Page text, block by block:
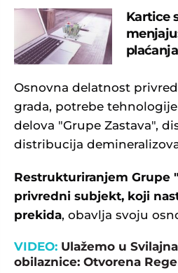
Kartice
Osnovna delatnost
grada, potrebe
delova "Grupe Zastava",
distribucija
Restrukturiranjem Grupe
privredni subjekt, koji
prekida, obavlja svoju
VIDEO: Ulažemo u
obilaznice: Otvorena